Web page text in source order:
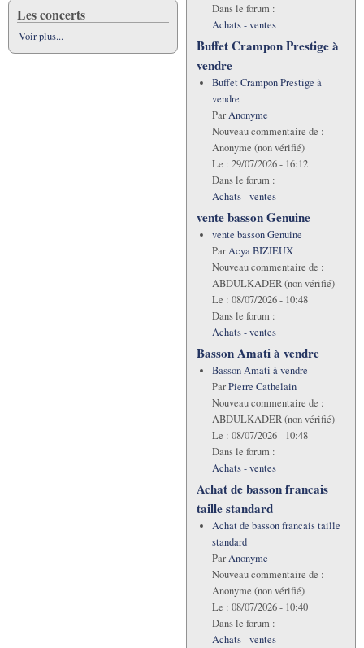
Les concerts
Voir plus...
Dans le forum :
Achats - ventes
Buffet Crampon Prestige à
vendre
Buffet Crampon Prestige à
vendre
ParAnonyme
Nouveau commentaire de :
Anonyme (non vérifié)
Le : 29/07/2026 - 16:12
Dans le forum :
Achats - ventes
vente basson Genuine
vente basson Genuine
ParAcya BIZIEUX
Nouveau commentaire de :
ABDULKADER (non vérifié)
Le : 08/07/2026 - 10:48
Dans le forum :
Achats - ventes
Basson Amati à vendre
Basson Amati à vendre
ParPierre Cathelain
Nouveau commentaire de :
ABDULKADER (non vérifié)
Le : 08/07/2026 - 10:48
Dans le forum :
Achats - ventes
Achat de basson francais
taille standard
Achat de basson francais taille
standard
ParAnonyme
Nouveau commentaire de :
Anonyme (non vérifié)
Le : 08/07/2026 - 10:40
Dans le forum :
Achats - ventes